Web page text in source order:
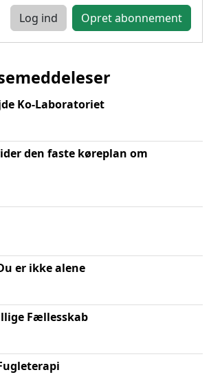
Log ind
Ko-Laboratoriet
den faste køreplan om
er ikke alene
Fællesskab